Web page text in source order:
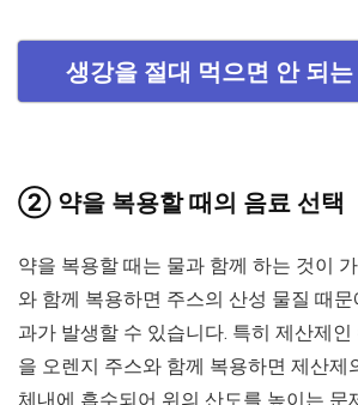
생강을 절대 먹으면 안 되는
② 약을 복용할 때의 음료 선택
약을 복용할 때는 물과 함께 하는 것이
와 함께 복용하면 주스의 산성 물질 때
과가 발생할 수 있습니다. 특히 제산제
을 오렌지 주스와 함께 복용하면 제산제
체내에 흡수되어 위의 산도를 높이는 문